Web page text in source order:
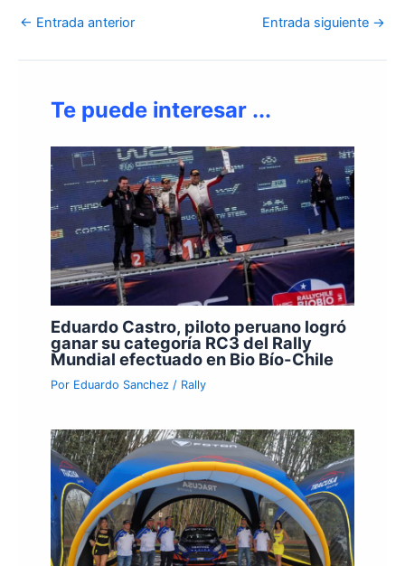
← Entrada anterior Entrada siguiente →
Te puede interesar ...
Eduardo Castro, piloto peruano logró
ganar su categoría RC3 del Rally
Mundial efectuado en Bio Bío-Chile
Por Eduardo Sanchez / Rally